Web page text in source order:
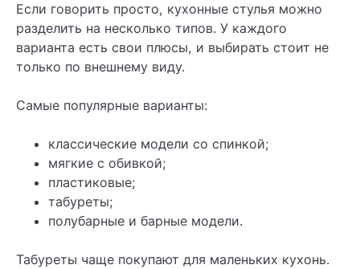
Если говорить просто, кухонные стулья можно
разделить на несколько типов. У каждого
варианта есть свои плюсы, и выбирать стоит не
только по внешнему виду.
Самые популярные варианты:
классические модели со спинкой;
мягкие с обивкой;
пластиковые;
табуреты;
полубарные и барные модели.
Табуреты чаще покупают для маленьких кухонь.